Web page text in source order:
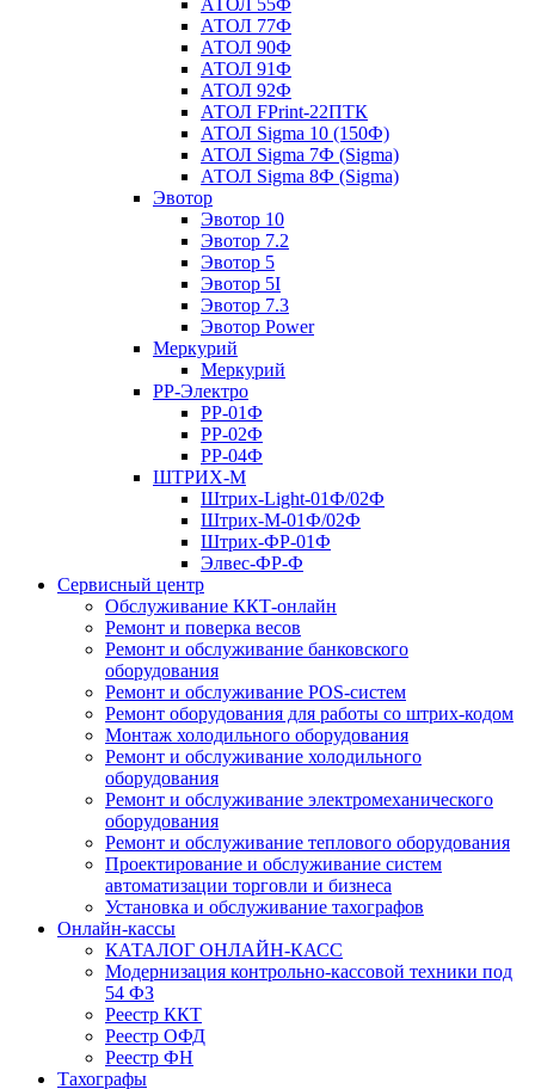
АТОЛ 55Ф
АТОЛ 77Ф
АТОЛ 90Ф
АТОЛ 91Ф
АТОЛ 92Ф
АТОЛ FPrint-22ПТК
АТОЛ Sigma 10 (150Ф)
АТОЛ Sigma 7Ф (Sigma)
АТОЛ Sigma 8Ф (Sigma)
Эвотор
Эвотор 10
Эвотор 7.2
Эвотор 5
Эвотор 5I
Эвотор 7.3
Эвотор Power
Меркурий
Меркурий
РР-Электро
РР-01Ф
РР-02Ф
РР-04Ф
ШТРИХ-М
Штрих-Light-01Ф/02Ф
Штрих-М-01Ф/02Ф
Штрих-ФР-01Ф
Элвес-ФР-Ф
Сервисный центр
Обслуживание ККТ-онлайн
Ремонт и поверка весов
Ремонт и обслуживание банковского
оборудования
Ремонт и обслуживание POS-систем
Ремонт оборудования для работы со штрих-кодом
Монтаж холодильного оборудования
Ремонт и обслуживание холодильного
оборудования
Ремонт и обслуживание электромеханического
оборудования
Ремонт и обслуживание теплового оборудования
Проектирование и обслуживание систем
автоматизации торговли и бизнеса
Установка и обслуживание тахографов
Онлайн-кассы
КАТАЛОГ ОНЛАЙН-КАСС
Модернизация контрольно-кассовой техники под
54 ФЗ
Реестр ККТ
Реестр ОФД
Реестр ФН
Тахографы